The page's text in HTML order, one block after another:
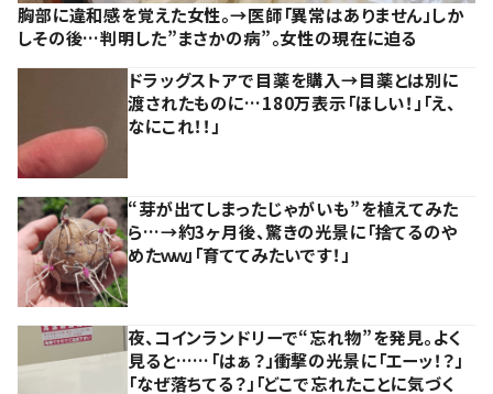
胸部に違和感を覚えた女性。→医師「異常はありません」しか
しその後…判明した”まさかの病”。女性の現在に迫る
ドラッグストアで目薬を購入→目薬とは別に
渡されたものに…180万表示「ほしい！」「え、
なにこれ！！」
“芽が出てしまったじゃがいも”を植えてみた
ら…→約3ヶ月後、驚きの光景に「捨てるのや
めたｗｗ」「育ててみたいです！」
夜、コインランドリーで“忘れ物”を発見。よく
見ると……「はぁ？」衝撃の光景に「エーッ！？」
「なぜ落ちてる？」「どこで忘れたことに気づく